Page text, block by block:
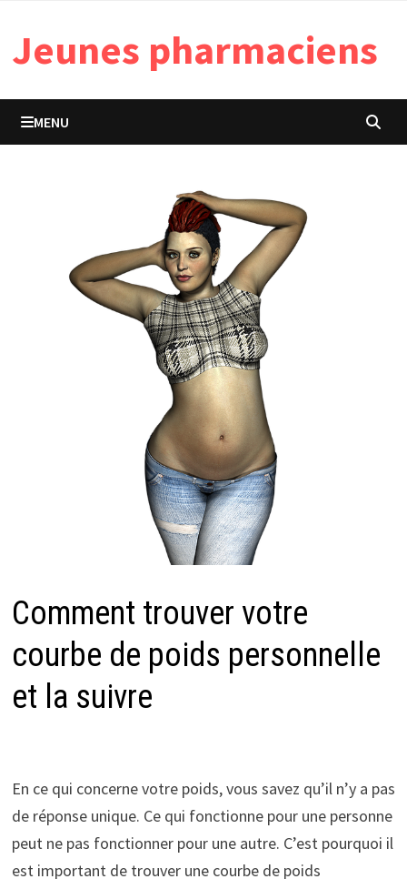
contenu
Jeunes pharmaciens
MENU
Comment trouver votre
courbe de poids personnelle
et la suivre
En ce qui concerne votre poids, vous savez qu’il n’y a pas
de réponse unique. Ce qui fonctionne pour une personne
peut ne pas fonctionner pour une autre. C’est pourquoi il
est important de trouver une courbe de poids